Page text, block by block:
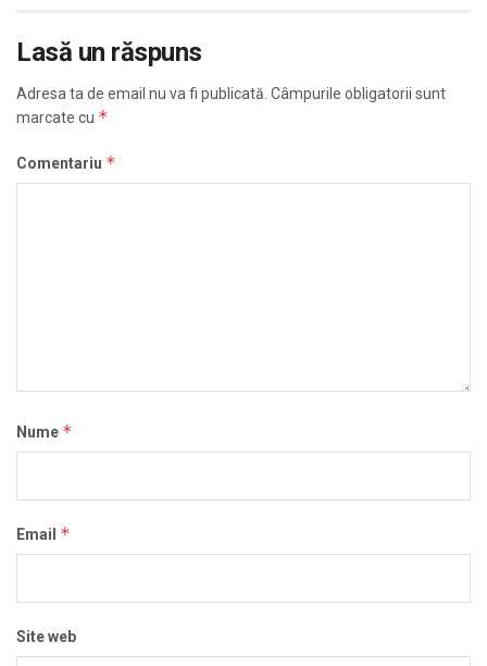
Lasă un răspuns
Adresa ta de email nu va fi publicată. Câmpurile obligatorii sunt
marcate cu *
Comentariu *
Nume *
Email *
Site web